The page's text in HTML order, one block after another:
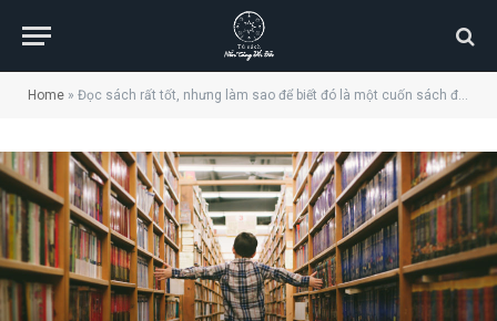
Home » Đọc sách rất tốt, nhưng làm sao để biết đó là một cuốn sách đáng đọc?